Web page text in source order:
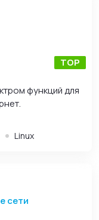
функций для
Linux
сети